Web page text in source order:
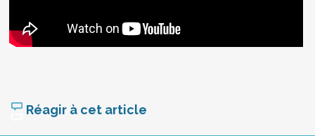
Réagir à cet article